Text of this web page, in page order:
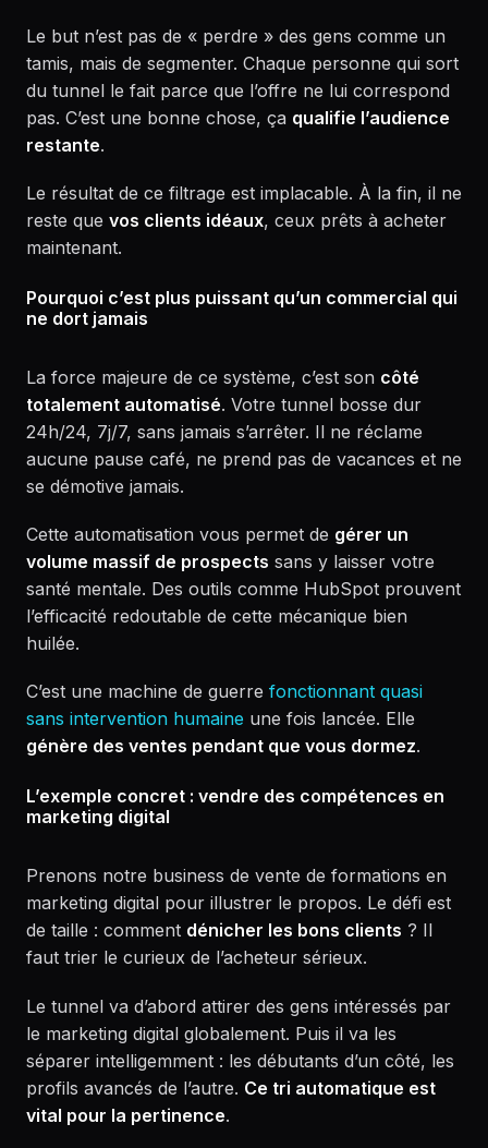
Le but n’est pas de « perdre » des gens comme un
tamis, mais de segmenter. Chaque personne qui sort
du tunnel le fait parce que l’offre ne lui correspond
pas. C’est une bonne chose, ça qualifie l’audience
restante.
Le résultat de ce filtrage est implacable. À la fin, il ne
reste que vos clients idéaux, ceux prêts à acheter
maintenant.
Pourquoi c’est plus puissant qu’un commercial qui
ne dort jamais
La force majeure de ce système, c’est son côté
totalement automatisé. Votre tunnel bosse dur
24h/24, 7j/7, sans jamais s’arrêter. Il ne réclame
aucune pause café, ne prend pas de vacances et ne
se démotive jamais.
Cette automatisation vous permet de gérer un
volume massif de prospects sans y laisser votre
santé mentale. Des outils comme HubSpot prouvent
l’efficacité redoutable de cette mécanique bien
huilée.
C’est une machine de guerre fonctionnant quasi
sans intervention humaine une fois lancée. Elle
génère des ventes pendant que vous dormez.
L’exemple concret : vendre des compétences en
marketing digital
Prenons notre business de vente de formations en
marketing digital pour illustrer le propos. Le défi est
de taille : comment dénicher les bons clients ? Il
faut trier le curieux de l’acheteur sérieux.
Le tunnel va d’abord attirer des gens intéressés par
le marketing digital globalement. Puis il va les
séparer intelligemment : les débutants d’un côté, les
profils avancés de l’autre. Ce tri automatique est
vital pour la pertinence.